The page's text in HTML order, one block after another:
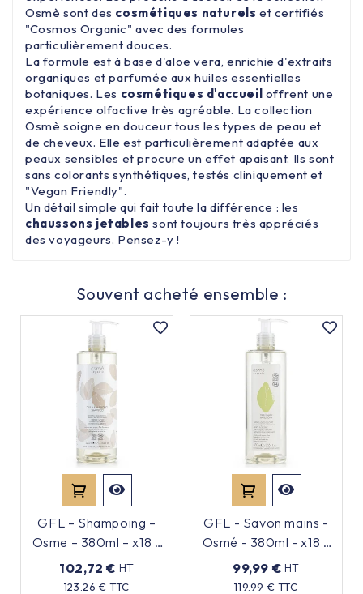
Osmè sont des cosmétiques naturels et certifiés
"Cosmos Organic" avec des formules
particulièrement douces.
La formule est à base d'aloe vera, enrichie d'extraits
organiques et parfumée aux huiles essentielles
botaniques. Les cosmétiques d'accueil offrent une
expérience olfactive très agréable. La collection
Osmè soigne en douceur tous les types de peau et
de cheveux. Elle est particulièrement adaptée aux
peaux sensibles et procure un effet apaisant. Ils sont
sans colorants synthétiques, testés cliniquement et
"Vegan Friendly".
Un détail simple qui fait toute la différence : les
chaussons jetables sont toujours très appréciés
des voyageurs. Pensez-y !
Souvent acheté ensemble :
GFL – Shampoing –
Osme – 380ml – x18 –
Rechargeable
102,72 € HT
123.26 € TTC
Prix
GFL - Savon mains -
Osmé - 380ml - x18 –
Rechargeable
99,99 € HT
119.99 € TTC
Prix